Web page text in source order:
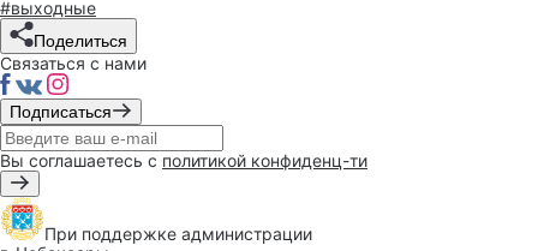
#выходные
Поделиться
Связаться с нами
Подписаться
Вы соглашаетесь с политикой конфиденц-ти
При поддержке администрации